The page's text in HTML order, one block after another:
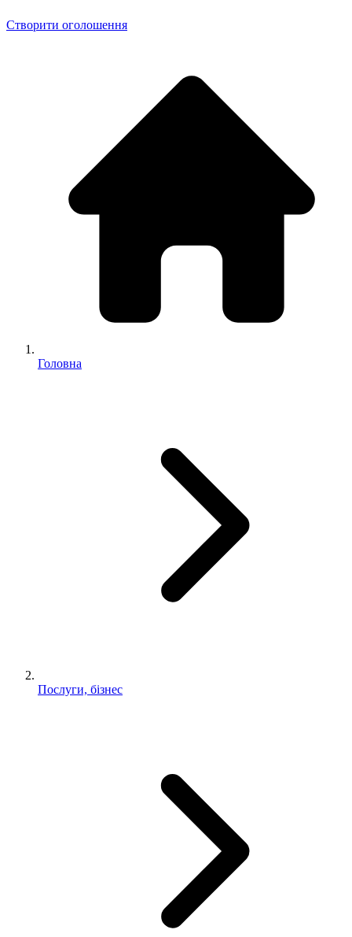
Створити оголошення
Головна
Послуги, бізнес